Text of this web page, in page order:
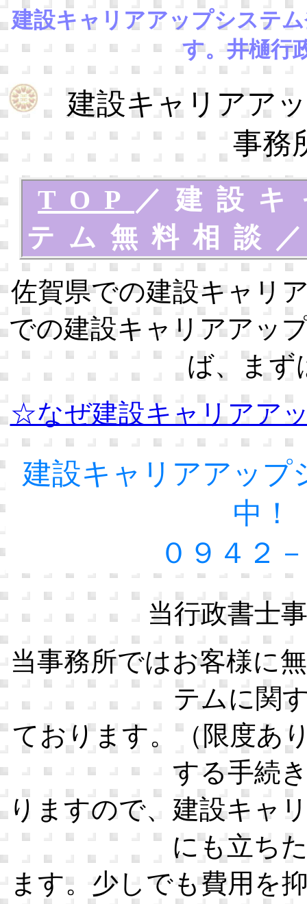
建設キャリアアップシステ
す。井樋行
建設キャリアアッ
事務
TOP ／ 建設
テム無料相談
佐賀県での建設キャリ
での建設キャリアアッ
ば、まず
☆なぜ建設キャリアア
建設キャリアアップ
中！
０９４２
当行政書士
当事務所ではお客様に
テムに関
ております。（限度あ
する手続
りますので、建設キャ
にも立ち
ます。少しでも費用を